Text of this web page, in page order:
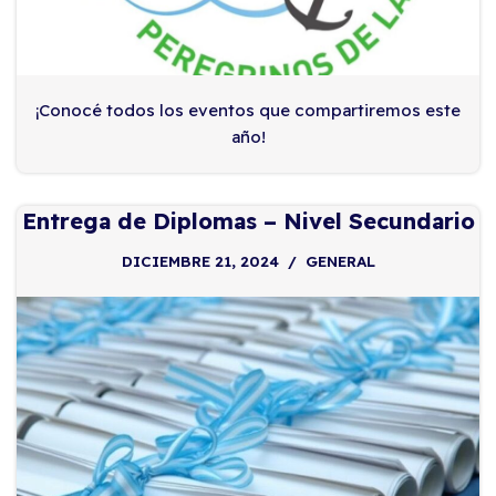
¡Conocé todos los eventos que compartiremos este
año!
Entrega de Diplomas – Nivel Secundario
DICIEMBRE 21, 2024 GENERAL